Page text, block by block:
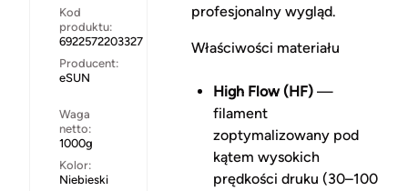
Kod
produktu:
6922572203327
Producent:
eSUN
Waga
netto:
1000g
Kolor:
Niebieski
profesjonalny wygląd.
Właściwości materiału
High Flow (HF)—
filament
zoptymalizowany pod
kątem wysokich
prędkości druku (30–100